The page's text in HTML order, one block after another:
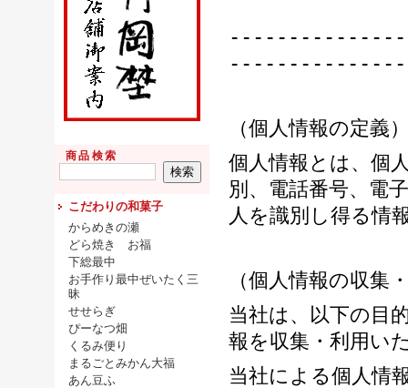
商品検索
こだわりの和菓子
からめきの瀬
どら焼き お福
下総最中
お手作り最中ぜいたく三
昧
せせらぎ
ぴーなつ畑
くるみ便り
まるごとみかん大福
あん豆ふ
（個人情報の定義
個人情報とは、個
別、電話番号、電
人を識別し得る情
（個人情報の収集
当社は、以下の目
報を収集・利用い
当社による個人情